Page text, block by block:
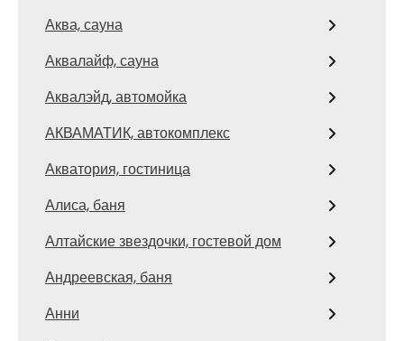
Аква, сауна
Аквалайф, сауна
Аквалэйд, автомойка
АКВАМАТИК, автокомплекс
Акватория, гостиница
Алиса, баня
Алтайские звездочки, гостевой дом
Андреевская, баня
Анни